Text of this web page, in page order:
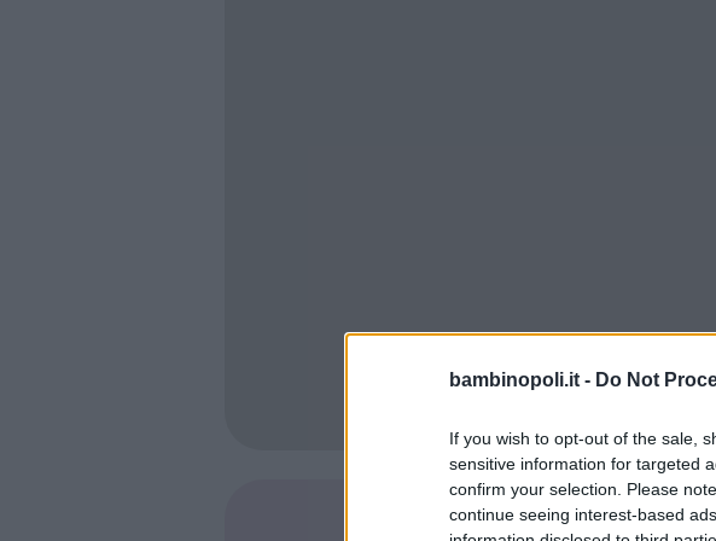
bambinopoli.it - Do Not
If you wish to opt-out of the sale,
sensitive information for targeted
confirm your selection. Please
continue seeing interest-based
SHARE